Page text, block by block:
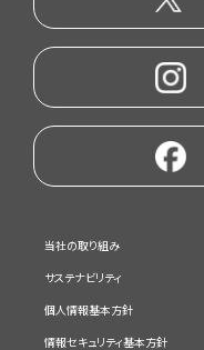
当社の取り組み
サステナビリティ
個人情報基本方針
情報セキュリティ基本方針